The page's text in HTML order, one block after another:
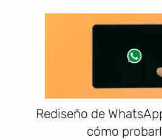
Rediseño de
cómo